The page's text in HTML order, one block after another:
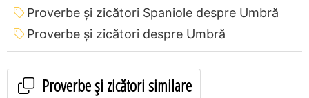
Proverbe și zicători Spaniole despre Umbră
Proverbe și zicători despre Umbră
Proverbe și zicători similare